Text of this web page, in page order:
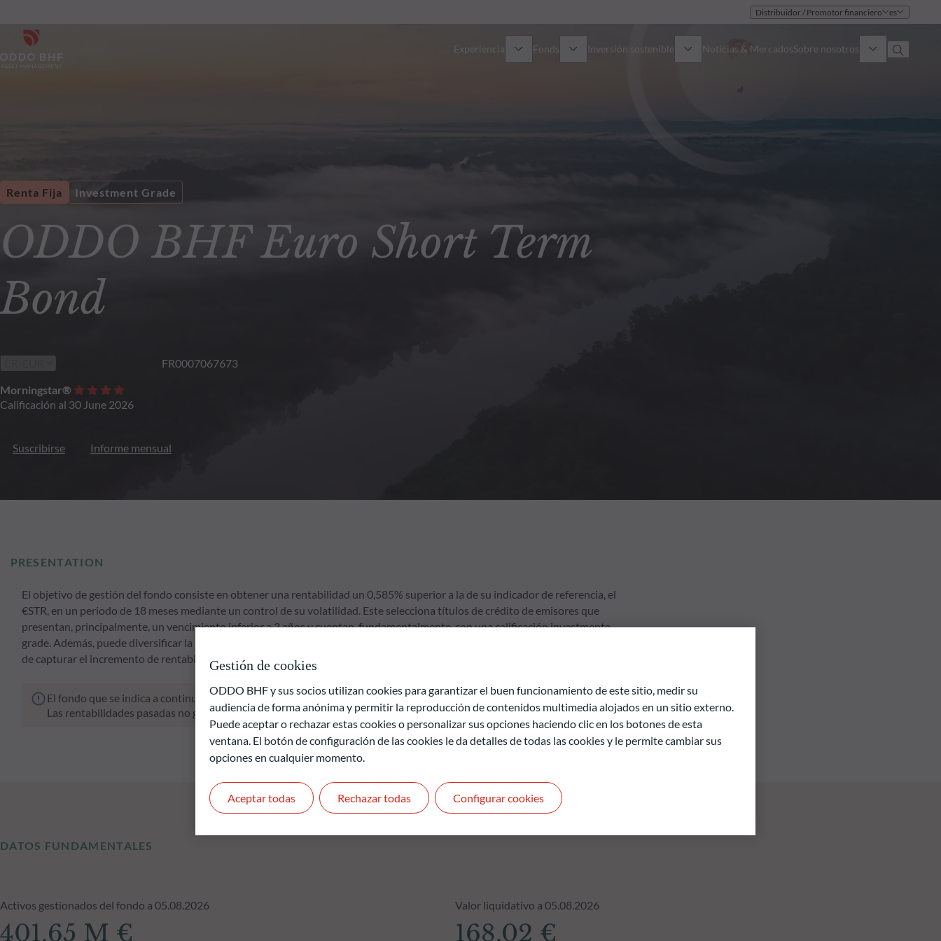
Distribuidor / Promotor financiero es
Experiencia
Multiactivos
Fonds
Cómo suscribirse
Inversión sostenible Noticias & MercadosSobre nosotros
ODDO BHF Euro Short Term
Bond
Renta Fija Investment Grade
FR0007067673
Morningstar®
Calificación al 30 June 2026
Suscribirse Informe mensual
PRESENTATION
El objetivo de gestión del fondo consiste en obtener una rentabilidad un 0,585% superior a la de su indicador de referencia, el
€STR, en un periodo de 18 meses mediante un control de su volatilidad. Este selecciona títulos de crédito de emisores que
presentan, principalmente, un vencimiento inferior a 3 años y cuentan, fundamentalmente, con una calificación investmente
grade. Además, puede diversificar la inversión en un máximo del 10% del patrimonio en títulos de alto rendimiento con el fin
de capturar el incremento de rentabilidad derivado de la inversión en títulos especulativos de alto rendimiento.
El fondo que se indica a continuación conlleva un riesgo de pérdida de capital.
Las rentabilidades pasadas no garantizan resultados futuros y no son constantes en el tiempo
DATOS FUNDAMENTALES
Activos gestionados del fondo a 05.08.2026
401.65 M €
Valor liquidativo a 05.08.2026
168.02 €
Gestión de cookies
ODDO BHF y sus socios utilizan cookies para garantizar el buen funcionamiento de este sitio, medir su
audiencia de forma anónima y permitir la reproducción de contenidos multimedia alojados en un sitio externo.
Puede aceptar o rechazar estas cookies o personalizar sus opciones haciendo clic en los botones de esta
ventana. El botón de configuración de las cookies le da detalles de todas las cookies y le permite cambiar sus
opciones en cualquier momento.
Rechazar todas
Aceptar todas Configurar cookies